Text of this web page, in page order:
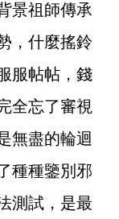
景祖師傳承
，什麼搖鈴
服帖帖，錢
全忘了審視
無盡的輪迴
種種鑒別邪
測試，是最